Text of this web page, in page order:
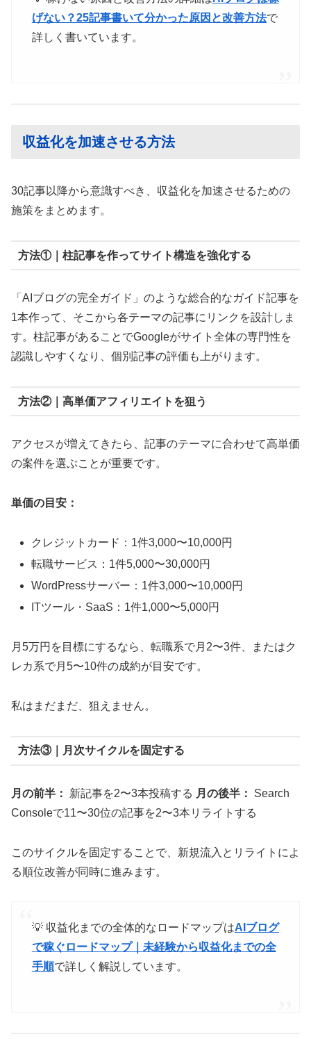
げない？25記事書いて分かった原因と改善方法で
詳しく書いています。
収益化を加速させる方法
30記事以降から意識すべき、収益化を加速させるための
施策をまとめます。
方法①｜柱記事を作ってサイト構造を強化する
「AIブログの完全ガイド」のような総合的なガイド記事を
1本作って、そこから各テーマの記事にリンクを設計しま
す。柱記事があることでGoogleがサイト全体の専門性を
認識しやすくなり、個別記事の評価も上がります。
方法②｜高単価アフィリエイトを狙う
アクセスが増えてきたら、記事のテーマに合わせて高単価
の案件を選ぶことが重要です。
単価の目安：
クレジットカード：1件3,000〜10,000円
転職サービス：1件5,000〜30,000円
WordPressサーバー：1件3,000〜10,000円
ITツール・SaaS：1件1,000〜5,000円
月5万円を目標にするなら、転職系で月2〜3件、またはク
レカ系で月5〜10件の成約が目安です。
私はまだまだ、狙えません。
方法③｜月次サイクルを固定する
月の前半： 新記事を2〜3本投稿する 月の後半：
Search
Consoleで11〜30位の記事を2〜3本リライトする
このサイクルを固定することで、新規流入とリライトによ
る順位改善が同時に進みます。
💡 収益化までの全体的なロードマップはAIブログ
で稼ぐロードマップ｜未経験から収益化までの全
手順で詳しく解説しています。